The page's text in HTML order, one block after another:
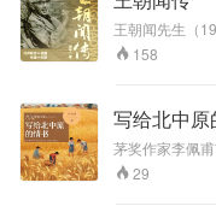
面……大善若水
其儿女们四十
代际相传，从
古至今璀璨的
一章，分别从
社会文化、信
伟大祖国的贡
王朝闻先生（
文艺理论家、
面浮雕像的创
次被捕，特殊
心，与鲁迅、
朝闻传以时间
的笔触，真实
为——求学历程
158
写给北中
茅奖
茅奖作家李佩甫首部散文
2014年策划出
版近60部散文
29